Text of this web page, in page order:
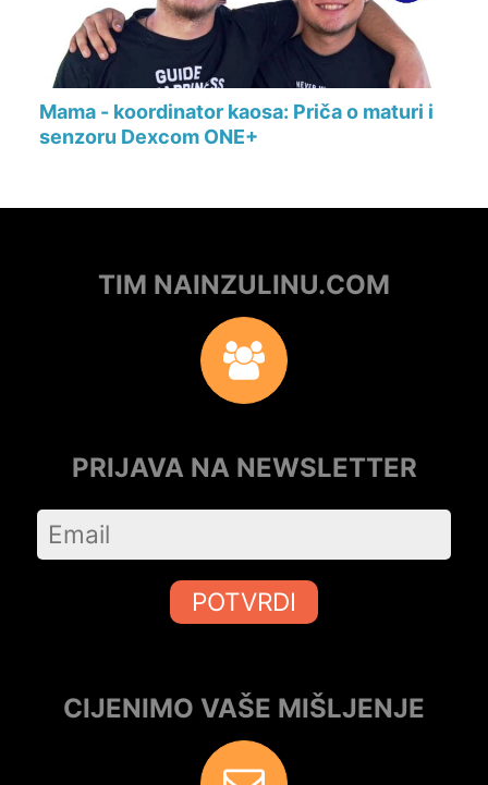
Mama - koordinator kaosa: Priča o maturi i
senzoru Dexcom ONE+
TIM NAINZULINU.COM
PRIJAVA NA NEWSLETTER
POTVRDI
CIJENIMO VAŠE MIŠLJENJE